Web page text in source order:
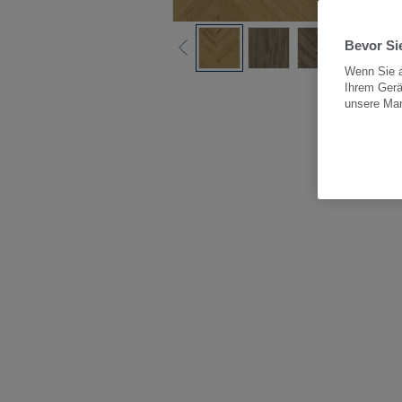
Alle
Bevor
Wenn Sie
Ihrem
unsere